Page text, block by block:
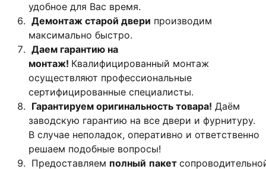
удобное для Вас время.
Демонтаж старой двери производим
максимально быстро.
Даем гарантию на
монтаж! Квалифицированный монтаж
осуществляют профессиональные
сертифицированные специалисты.
Гарантируем оригинальность товара! Даём
заводскую гарантию на все двери и фурнитуру.
В случае неполадок, оперативно и ответственно
решаем подобные вопросы!
Предоставляем полный пакет